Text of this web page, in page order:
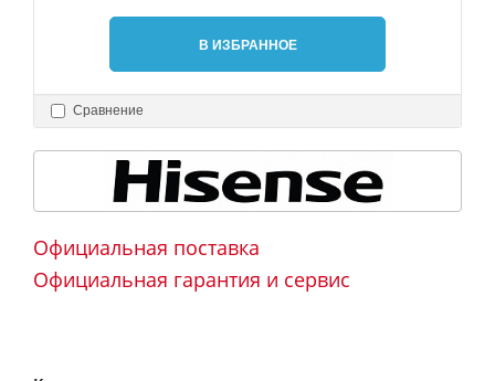
В ИЗБРАННОЕ
Сравнение
Официальная поставка
Официальная гарантия и сервис